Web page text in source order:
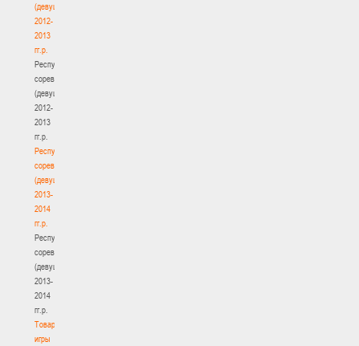
(девушки)
2012-
2013
гг.р.
Республиканские
соревнования
(девушки)
2012-
2013
гг.р.
Республиканские
соревнования
(девушки)
2013-
2014
гг.р.
Республиканские
соревнования
(девушки)
2013-
2014
гг.р.
Товарищеские
игры